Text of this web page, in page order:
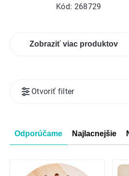
Kód: 268729
Zobraziť viac produktov
Radenie
produktov
Odporúčame Najlacnejšie
Otvoriť filter
Výpis